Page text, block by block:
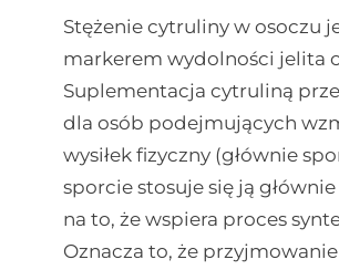
Stężenie cytruliny w osoczu
markerem wydolności jelita
Suplementacja cytruliną
dla osób podejmujących
wysiłek fizyczny (głównie
sporcie stosuje się ją
na to, że wspiera proces
Oznacza to, że